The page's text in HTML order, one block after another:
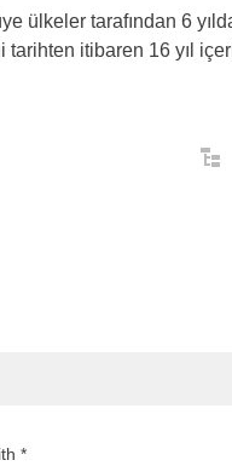
ülkeler tarafından 6
tarihten itibaren 16 yıl
*